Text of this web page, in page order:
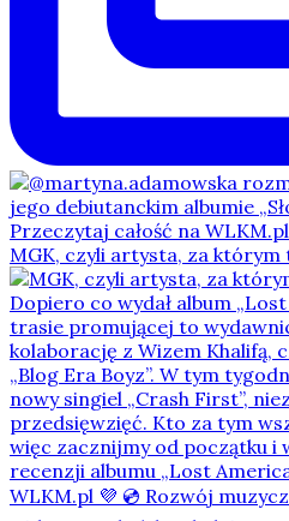
MGK, czyli artysta, za którym